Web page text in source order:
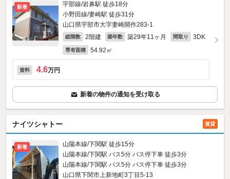
新着
宇部線/岩鼻駅 徒歩18分
小野田線/妻崎駅 徒歩31分
山口県宇部市大字妻崎開作283‐1
総階数 2階建 築年数 築29年11ヶ月 間取り 3DK
専有面積 54.92㎡
賃料 4.6万円
新着の物件の通知を受け取る
ナイツシャトー 賃貸
新着
山陽本線/下関駅 徒歩15分
山陽本線/下関駅 バス5分 バス停下車 徒歩3分
山陽本線/下関駅 バス5分 バス停下車 徒歩3分
山口県下関市上新地町3丁目5-13